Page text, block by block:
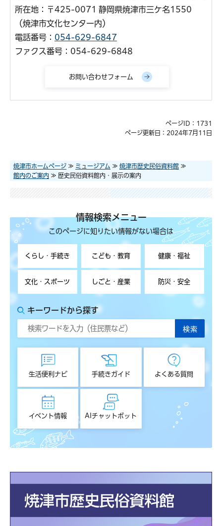
所在地：〒425-0071 静岡県焼津市三ケ名1550
（焼津市文化センター内）
電話番号： 054-629-6847
ファクス番号：054-629-6848
ページID：1731
ページ更新日：2024年7月11日
焼津市ホームページ ≫ ミュージアム ≫ 焼津市歴史民俗資料館 ≫
館内のご案内 ≫ 歴史民俗資料館内・展示の案内
情報検索メニュー
このページに知りたい情報がない場合は
くらし・手続き こども・教育 健康・福祉
文化・スポーツ しごと・産業 防災・安全
キーワードから探す
生活便利ナビ 手続きガイド よくある質問
イベント情報 AIチャットボット